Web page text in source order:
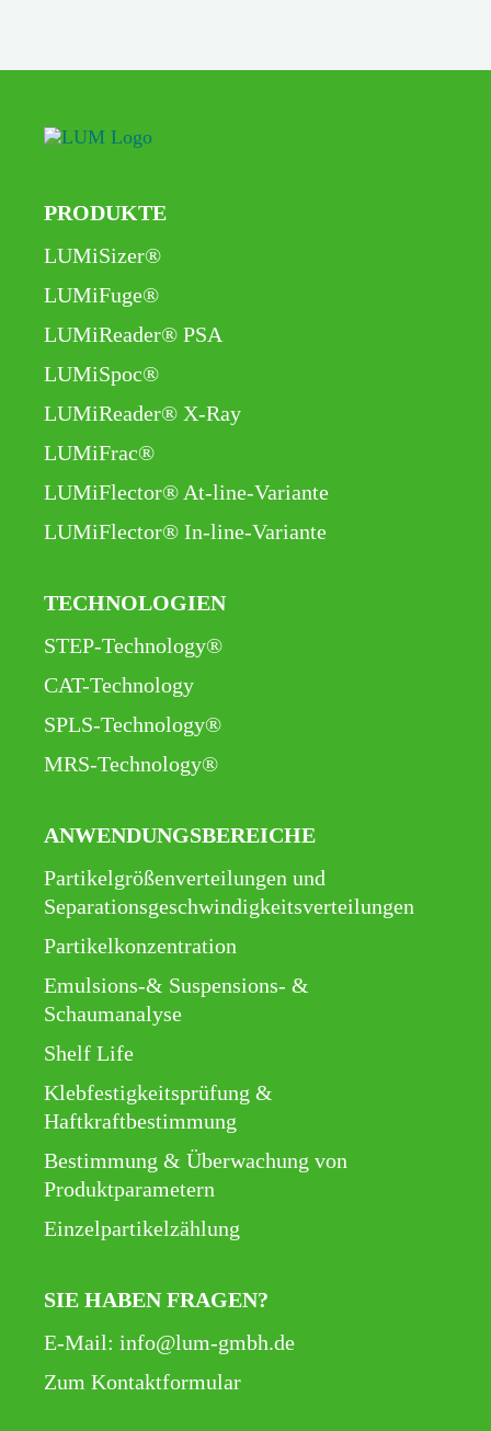
PRODUKTE
Navigation
überspringen
LUMiSizer®
LUMiFuge®
LUMiReader® PSA
LUMiSpoc®
LUMiReader® X-Ray
LUMiFrac®
LUMiFlector® At-line-Variante
LUMiFlector® In-line-Variante
TECHNOLOGIEN
Navigation
überspringen
STEP-Technology®
CAT-Technology
SPLS-Technology®
MRS-Technology®
ANWENDUNGSBEREICHE
Navigation
überspringen
Partikelgrößenverteilungen und
Separationsgeschwindigkeitsverteilungen
Partikelkonzentration
Emulsions-& Suspensions- &
Schaumanalyse
Shelf Life
Klebfestigkeitsprüfung &
Haftkraftbestimmung
Bestimmung & Überwachung von
Produktparametern
Einzelpartikelzählung
SIE HABEN FRAGEN?
E-Mail: info@lum-gmbh.de
Zum Kontaktformular